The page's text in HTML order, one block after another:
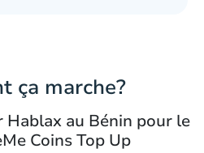
ça marche?
au Bénin pour le
Coins Top Up